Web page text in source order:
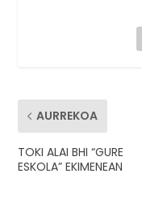
AURREKOA
TOKI ALAI BHI “GURE
ESKOLA” EKIMENEAN